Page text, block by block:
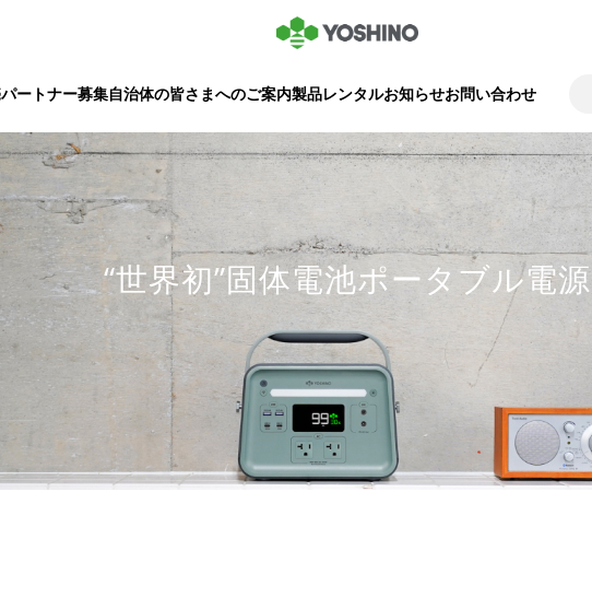
ートナー募集自治体の皆さまへのご案内製品レンタルお知らせお問い合わせ
“世界初”固体電池ポータブル電源